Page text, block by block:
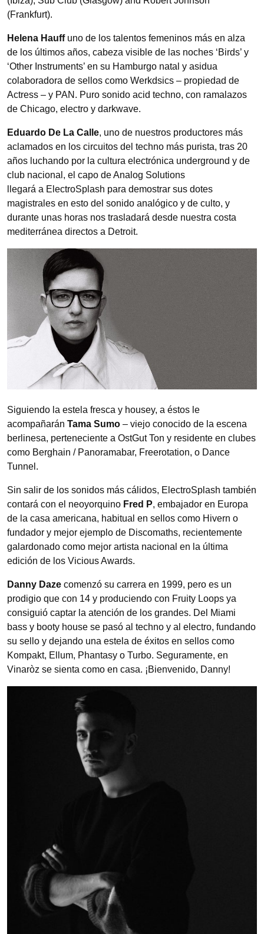
(Frankfurt).
Helena Hauffuno de los talentos femeninos más en alza
de los últimos años, cabeza visible de las noches ‘Birds’ y
‘Other Instruments’ en su Hamburgo natal y asidua
colaboradora de sellos como Werkdsics – propiedad de
Actress – y PAN. Puro sonido acid techno, con ramalazos
de Chicago, electro y darkwave.
Eduardo De La Calle, uno de nuestros productores más
aclamados en los circuitos del techno más purista, tras 20
años luchando por la cultura electrónica underground y de
club nacional, el capo de Analog Solutions
llegará a ElectroSplash para demostrar sus dotes
magistrales en esto del sonido analógico y de culto, y
durante unas horas nos trasladará desde nuestra costa
mediterránea directos a Detroit.
Siguiendo la estela fresca y housey, a éstos le
acompañarán Tama Sumo – viejo conocido de la escena
berlinesa, perteneciente a OstGut Ton y residente en clubes
como Berghain / Panoramabar, Freerotation, o Dance
Tunnel.
Sin salir de los sonidos más cálidos, ElectroSplash también
contará con el neoyorquino Fred P, embajador en Europa
de la casa americana, habitual en sellos como Hivern o
fundador y mejor ejemplo de Discomaths, recientemente
galardonado como mejor artista nacional en la última
edición de los Vicious Awards.
Danny Daze comenzó su carrera en 1999, pero es un
prodigio que con 14 y produciendo con Fruity Loops ya
consiguió captar la atención de los grandes. Del Miami
bass y booty house se pasó al techno y al electro, fundando
su sello y dejando una estela de éxitos en sellos como
Kompakt, Ellum, Phantasy o Turbo. Seguramente, en
Vinaròz se sienta como en casa. ¡Bienvenido, Danny!